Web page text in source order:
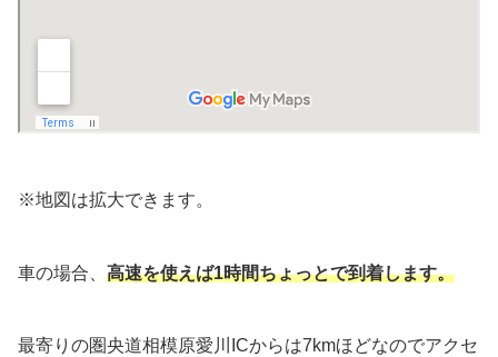
※地図は拡大できます。
車の場合、 高速を使えば1時間ちょっとで到着します。
最寄りの圏央道相模原愛川ICからは7kmほどなのでアクセ